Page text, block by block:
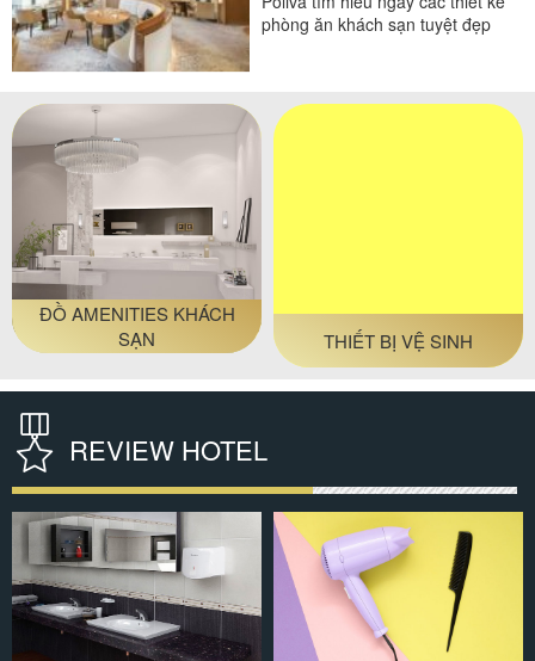
phòng ăn khách sạn tuyệt đẹp
ĐỒ AMENITIES KHÁCH
SẠN
THIẾT BỊ VỆ SINH
REVIEW HOTEL